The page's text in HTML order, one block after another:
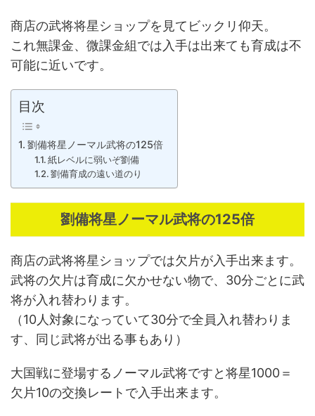
商店の武将将星ショップを見てビックリ仰天。
これ無課金、微課金組では入手は出来ても育成は不
可能に近いです。
目次
劉備将星ノーマル武将の125倍
紙レベルに弱いぞ劉備
劉備育成の遠い道のり
劉備将星ノーマル武将の125倍
商店の武将将星ショップでは欠片が入手出来ます。
武将の欠片は育成に欠かせない物で、30分ごとに武
将が入れ替わります。
（10人対象になっていて30分で全員入れ替わりま
す、同じ武将が出る事もあり）
大国戦に登場するノーマル武将ですと将星1000＝
欠片10の交換レートで入手出来ます。